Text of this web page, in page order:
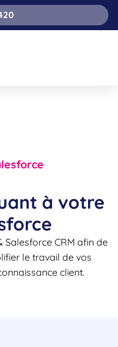
à votre
Salesforce CRM afin de
le travail de vos
client.